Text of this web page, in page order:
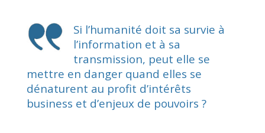
Si l’humanité doit sa survie à
l’information et à sa
transmission, peut elle se
mettre en danger quand elles se
dénaturent au profit d’intérêts
business et d’enjeux de pouvoirs ?